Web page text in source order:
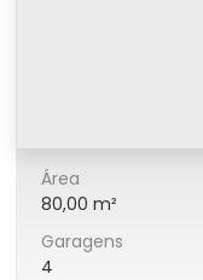
Área
80,00 m²
Garagens
4